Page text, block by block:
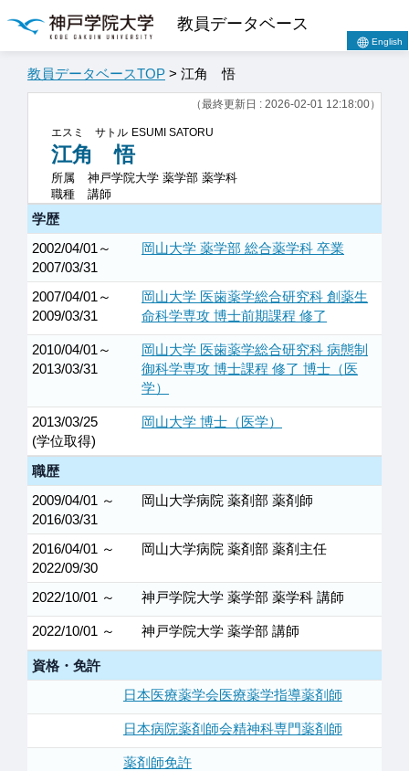
教員データベース
English
教員データベースTOP > 江角 悟
（最終更新日 : 2026-02-01 12:18:00）
エスミ サトル ESUMI SATORU
江角 悟
所属
神戸学院大学 薬学部 薬学科
職種
講師
学歴
2002/04/01～
2007/03/31
岡山大学 薬学部 総合薬学科 卒業
2007/04/01～
2009/03/31
岡山大学 医歯薬学総合研究科 創薬生
命科学専攻 博士前期課程 修了
2010/04/01～
2013/03/31
岡山大学 医歯薬学総合研究科 病態制
御科学専攻 博士課程 修了 博士（医
学）
2013/03/25
(学位取得)
岡山大学 博士（医学）
職歴
2009/04/01 ～
2016/03/31
岡山大学病院 薬剤部 薬剤師
2016/04/01 ～
2022/09/30
岡山大学病院 薬剤部 薬剤主任
2022/10/01 ～ 神戸学院大学 薬学部 薬学科 講師
2022/10/01 ～ 神戸学院大学 薬学部 講師
資格・免許
日本医療薬学会医療薬学指導薬剤師
日本病院薬剤師会精神科専門薬剤師
薬剤師免許